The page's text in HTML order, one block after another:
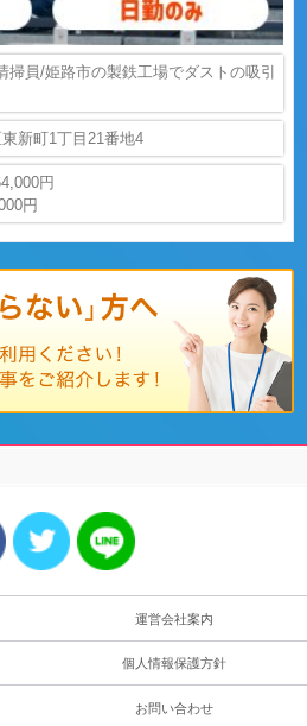
掃員/姫路市の製鉄工場でダストの吸引
新町1丁目21番地4
円
円
運営会社案内
個人情報保護方針
お問い合わせ